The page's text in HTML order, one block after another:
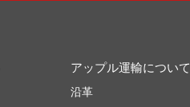
アップル運輸について
沿革